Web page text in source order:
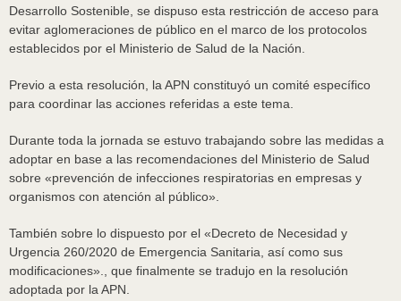
Desarrollo Sostenible, se dispuso esta restricción de acceso para
evitar aglomeraciones de público en el marco de los protocolos
establecidos por el Ministerio de Salud de la Nación.
Previo a esta resolución, la APN constituyó un comité específico
para coordinar las acciones referidas a este tema.
Durante toda la jornada se estuvo trabajando sobre las medidas a
adoptar en base a las recomendaciones del Ministerio de Salud
sobre «prevención de infecciones respiratorias en empresas y
organismos con atención al público».
También sobre lo dispuesto por el «Decreto de Necesidad y
Urgencia 260/2020 de Emergencia Sanitaria, así como sus
modificaciones»., que finalmente se tradujo en la resolución
adoptada por la APN.